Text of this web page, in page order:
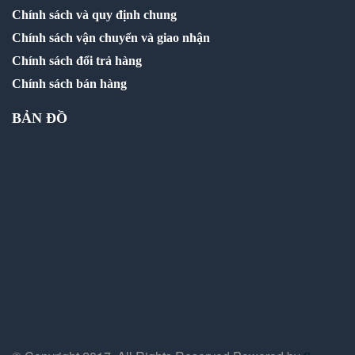
Chính sách và quy định chung
Chính sách vận chuyển và giao nhận
Chính sách đổi trả hàng
Chính sách bán hàng
BẢN ĐỒ